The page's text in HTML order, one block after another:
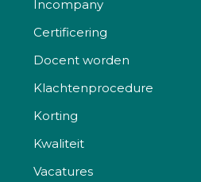
Incompany
Certificering
Docent worden
Klachtenprocedure
Korting
Kwaliteit
Vacatures